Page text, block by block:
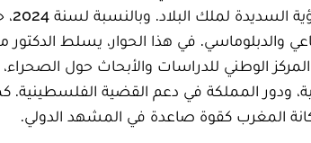
العدالة الاجتماعية
والدبلوماسي. في هذا الحوار، يسلط الدكتور
الوطني للدراسات والأبحاث حول
ودور المملكة في دعم القضية الفلسطينية.
المغرب كقوة صاعدة في المشهد الدولي.